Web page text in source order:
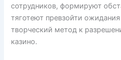
сотрудников, формируют
тяготеют превзойти
творческий метод к
казино.